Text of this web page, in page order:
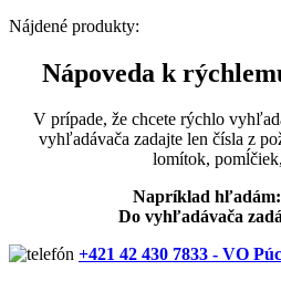
Nájdené produkty:
Nápoveda k
V prípade, že chcete rýchlo
vyhľadávača zadajte len čísla z
lomítok,
Napríklad hľadám:
Do vyhľadávača
+421 42 430 7833 - VO